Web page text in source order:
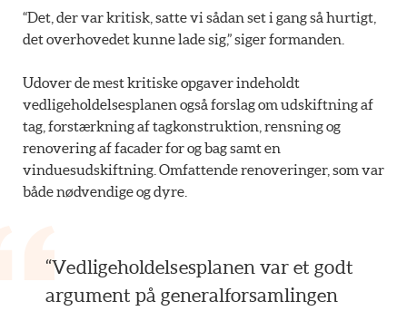
“Det, der var kritisk, satte vi sådan set i gang så hurtigt,
det overhovedet kunne lade sig,” siger formanden.
Udover de mest kritiske opgaver indeholdt
vedligeholdelsesplanen også forslag om udskiftning af
tag, forstærkning af tagkonstruktion, rensning og
renovering af facader for og bag samt en
vinduesudskiftning. Omfattende renoveringer, som var
både nødvendige og dyre.
“Vedligeholdelsesplanen var et godt
argument på generalforsamlingen